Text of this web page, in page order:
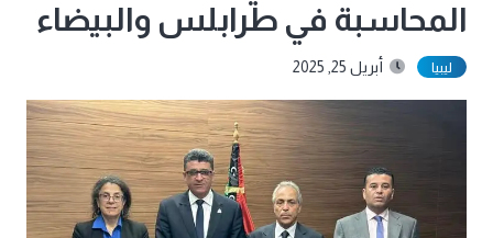
المحاسبة في طرابلس والبيضاء
ليبيا أبريل 25, 2025